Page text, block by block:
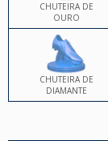
CHUTEIRA DE
OURO
CHUTEIRA DE
DIAMANTE